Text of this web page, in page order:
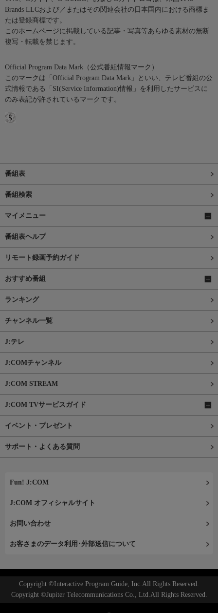
Brands LLCおよび／またはその関連会社の日本国内における商標ま
たは登録商標です。
このホームページに掲載している記事・写真等あらゆる素材の無断
複写・転載を禁じます。
Official Program Data Mark（公式番組情報マーク）
このマークは「Official Program Data Mark」といい、テレビ番組の公
式情報である「SI(Service Information)情報」を利用したサービスに
のみ表記が許されているマークです。
番組表
番組検索
マイメニュー
番組表ヘルプ
リモート録画予約ガイド
おすすめ番組
ランキング
チャンネル一覧
J:テレ
J:COMチャンネル
J:COM STREAM
J:COM TVサービスガイド
イベント・プレゼント
サポート・よくある質問
Fun! J:COM
J:COM オフィシャルサイト
お問い合わせ
お客さまのデータ利用･外部送信について
Copyright ©Interactive Program Guide, Inc.All Rights Reserved.
Copyright ©Jupiter Telecommunications Co., Ltd.All Rights Reserved.